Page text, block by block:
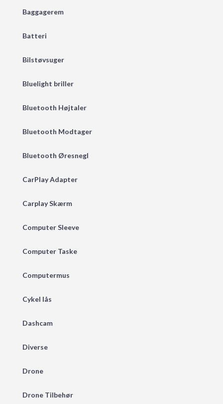
Baggagerem
Batteri
Bilstøvsuger
Bluelight briller
Bluetooth Højtaler
Bluetooth Modtager
Bluetooth Øresnegl
CarPlay Adapter
Carplay Skærm
Computer Sleeve
Computer Taske
Computermus
Cykel lås
Dashcam
Diverse
Drone
Drone Tilbehør